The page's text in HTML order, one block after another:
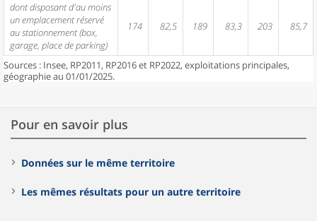
dont disposant d'au moins
un emplacement réservé
au stationnement (box,
garage, place de parking)
174 82,5 189 83,3 203 85,7
Sources : Insee, RP2011, RP2016 et RP2022, exploitations principales,
géographie au 01/01/2025.
Pour en savoir plus
Données sur le même territoire
Les mêmes résultats pour un autre territoire